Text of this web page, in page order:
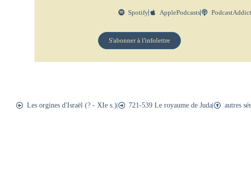
Spotify ApplePodcasts PodcastAddict
S'abonner à l'infolettre
Les orgines d'Israël (? - XIe s.) 721-539 Le royaume de Juda autres